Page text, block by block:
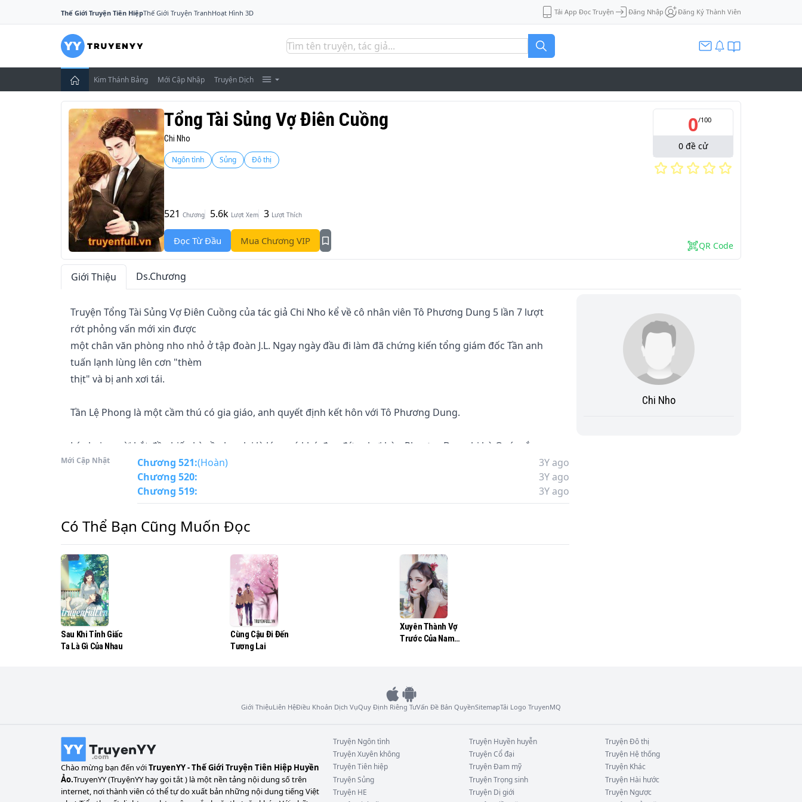
Thế Giới Truyện Tiên HiệpThế Giới Truyện TranhHoạt Hình 3D Tải App Đọc Truyện Đăng Nhập Đăng Ký Thành Viên
Kim Thánh Bảng Mới Cập Nhập Truyện Dịch
Tổng Tài Sủng Vợ Điên Cuồng
Chi Nho
Ngôn tình Sủng Đô thị
521 Chương 5.6k Lượt Xem 3 Lượt Thích
Đọc Từ Đầu Mua Chương VIP
0/100
0 đề cử
QR Code
Giới Thiệu Ds.Chương
Truyện Tổng Tài Sủng Vợ Điên Cuồng của tác giả Chi Nho kể về cô nhân viên Tô Phương Dung 5 lần 7 lượt
rớt phỏng vấn mới xin được
một chân văn phòng nho nhỏ ở tập đoàn J.L. Ngay ngày đầu đi làm đã chứng kiến tổng giám đốc Tần anh
tuấn lạnh lùng lên cơn "thèm
thịt" và bị anh xơi tái.
Tần Lệ Phong là một cầm thú có gia giáo, anh quyết định kết hôn với Tô Phương Dung.
Lúc hai người bắt đầu hiếu kỳ về nhau lại là lúc quá khứ đau đớn phơi bày, Phương Dung bị bà Quý mắng
mỏ là đồ lẳng lơ khi lén
chồng mà tư tình bên ngoài đến mức có thai. Bước ngoặt bắt đầu từ đó...
Mới Cập Nhật Chương 521:(Hoàn)
3Y ago
Chương 520:
3Y ago
Chương 519: 3Y ago
Có Thể Bạn Cũng Muốn Đọc
Sau Khi Tỉnh Giấc
Ta Là Gì Của Nhau
Cùng Cậu Đi Đến
Tương Lai
Xuyên Thành Vợ
Trước Của Nam
Chi Nho
Giới ThiệuLiên HệĐiều Khoản Dịch VụQuy Định Riêng TưVấn Đề Bản QuyềnSitemapTải Logo TruyenMQ
Chào mừng bạn đến vớiTruyenYY - Thế Giới Truyện Tiên Hiệp Huyền
Ảo.TruyenYY (TruyệnYY hay gọi tắt ) là một nền tảng nội dung số trên
internet, nơi thành viên có thể tự do xuất bản những nội dung tiếng Việt
Truyện Ngôn tình Truyện Huyền huyễn TruyệnĐô thị
TruyệnXuyên không TruyệnCổ đại Truyện Hệ thống
TruyệnTiên hiệp TruyệnĐam mỹ Truyện Khác
TruyệnSủng TruyệnTrọng sinh Truyện Hài hước
Truyện HE Truyện Dị giới Truyện Ngược